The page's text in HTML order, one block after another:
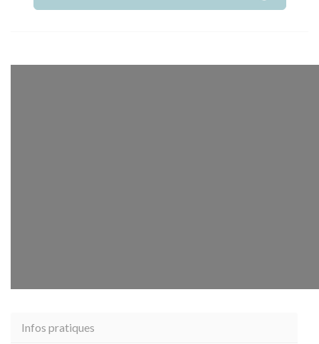
Infos pratiques